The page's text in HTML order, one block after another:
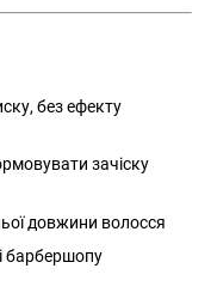
без ефекту
зачіску
довжини волосся
барбершопу